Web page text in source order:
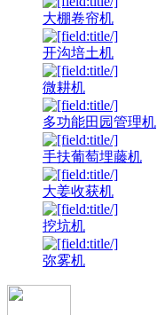
大棚卷帘机
开沟培土机
微耕机
多功能田园管理机
手扶葡萄埋藤机
大姜收获机
挖坑机
弥雾机